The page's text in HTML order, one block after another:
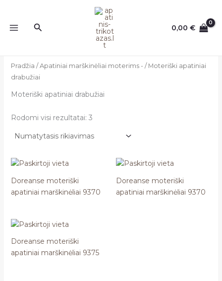
turinio
Paieška 0,00€
Pradžia /Apatiniai marškinėliai moterims - / Moteriški apatiniai
drabužiai
Moteriški apatiniai drabužiai
Rodomi visi rezultatai: 3
Doreanse moteriški
apatiniai marškinėliai 9370
Doreanse moteriški
apatiniai marškinėliai 9370
Doreanse moteriški
apatiniai marškinėliai 9375